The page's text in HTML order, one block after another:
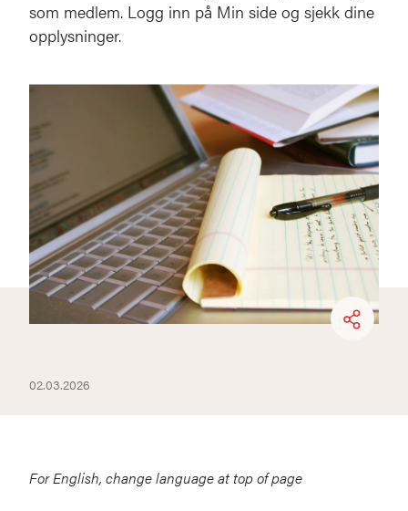
som medlem. Logg inn på Min side og sjekk dine
opplysninger.
02.03.2026
For English, change language at top of page